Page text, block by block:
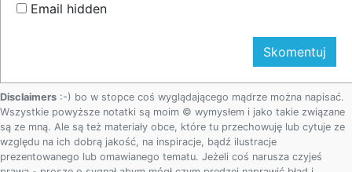
Email hidden
Disclaimers :-) bo w stopce coś wyglądającego mądrze można napisać.
Wszystkie powyższe notatki są moim © wymysłem i jako takie związane
są ze mną. Ale są też materiały obce, które tu przechowuję lub cytuje ze
względu na ich dobrą jakość, na inspiracje, bądź ilustracje
prezentowanego lub omawianego tematu. Jeżeli coś narusza czyjeś